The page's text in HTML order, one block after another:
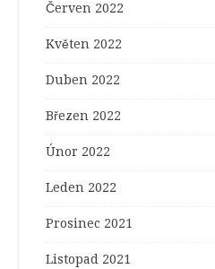
Červen 2022
Květen 2022
Duben 2022
Březen 2022
Únor 2022
Leden 2022
Prosinec 2021
Listopad 2021